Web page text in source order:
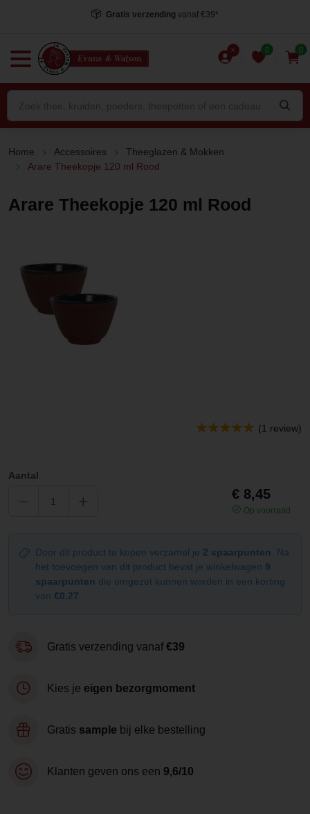
Gratis verzending vanaf €39*
0 0
Home Accessoires
Theeglazen & Mokken
Arare Theekopje 120 ml Rood
Arare Theekopje 120 ml Rood
(1 review)
Aantal
€ 8,45
Op voorraad
Door dit product te kopen verzamel je 2 spaarpunten
. Na
het toevoegen van dit product bevat je winkelwagen 9
spaarpunten die omgezet kunnen worden in een korting
van €0,27
Gratis verzending vanaf €39
Kies je eigen bezorgmoment
Gratis sample bij elke bestelling
Klanten geven ons een 9,6/10